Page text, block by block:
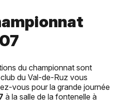
du championnat sont
du Val-de-Ruz vous
vous pour la grande journée
à la salle de la fontenelle à